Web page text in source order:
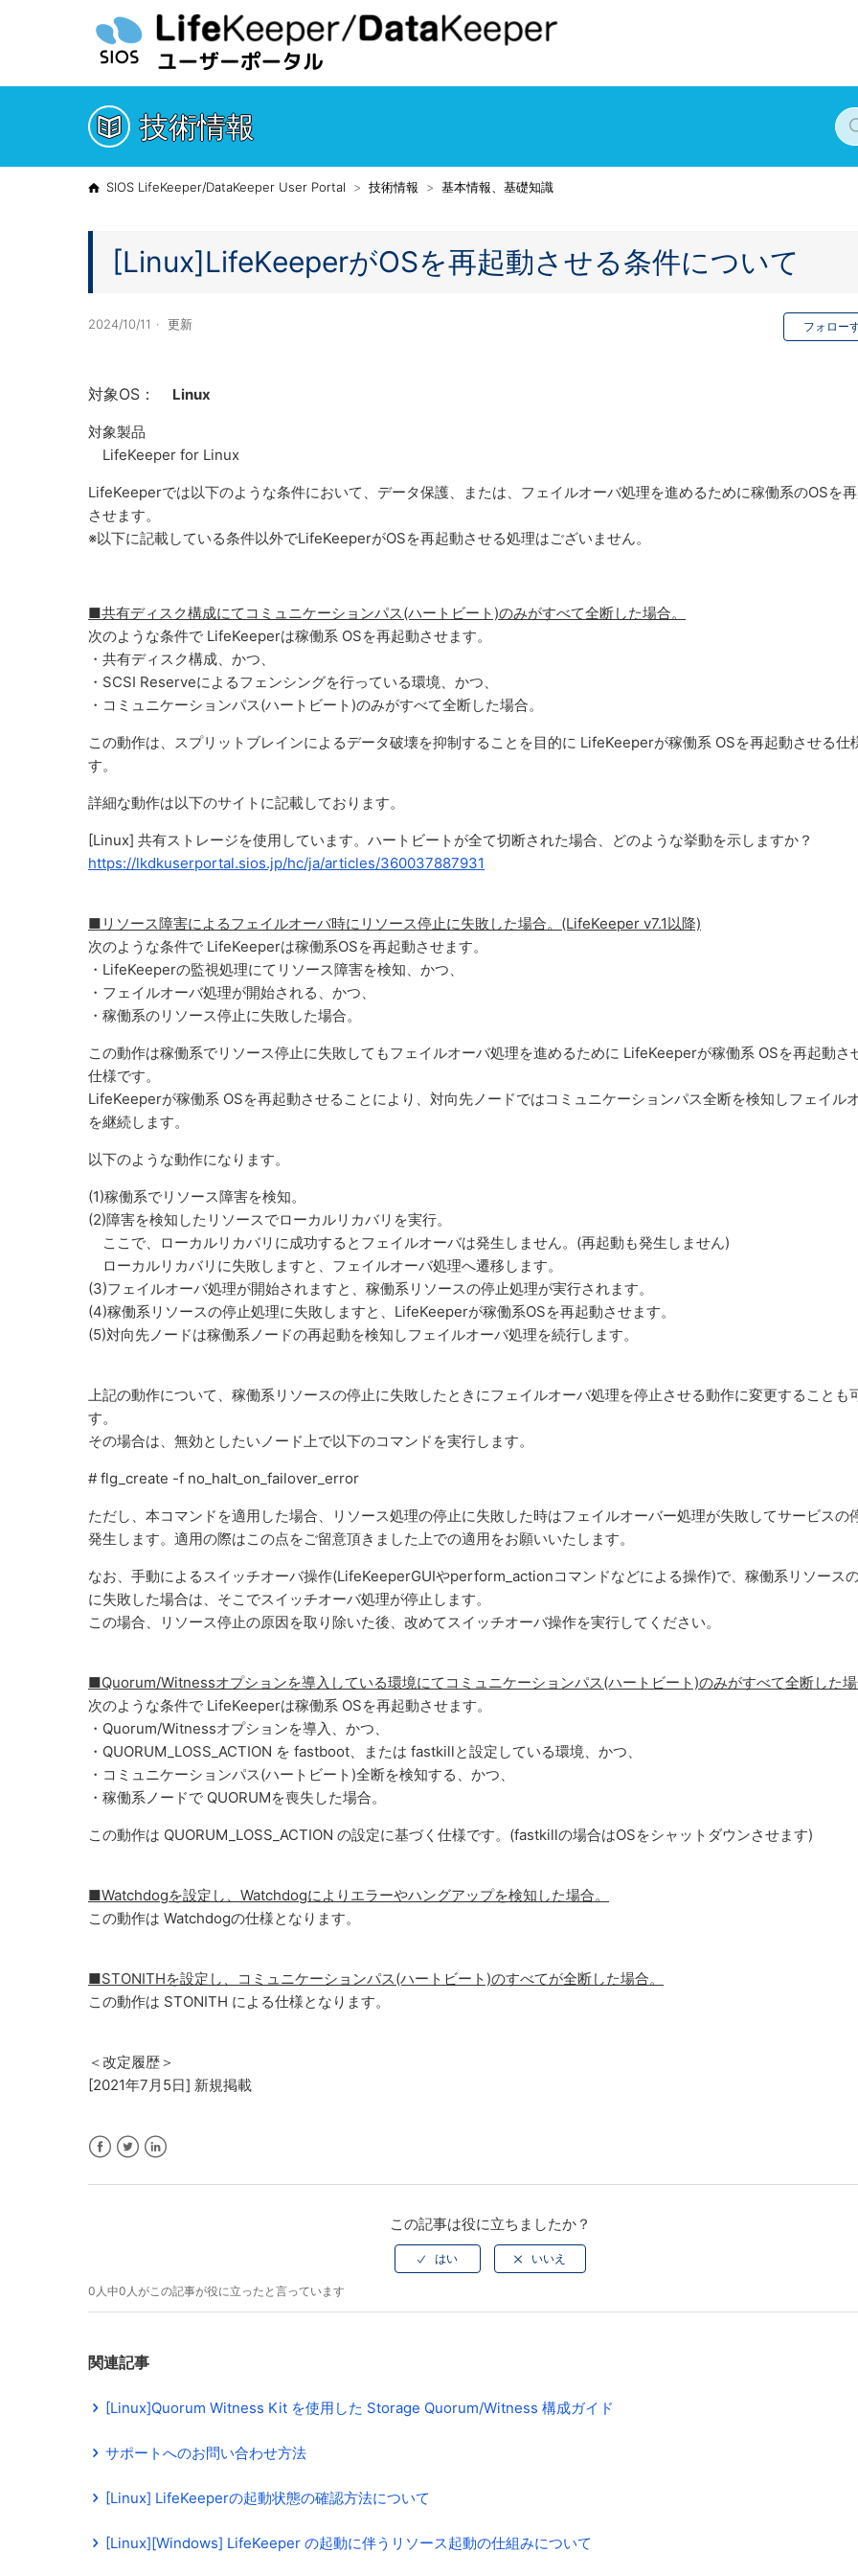
技術情報
SIOS LifeKeeper/DataKeeper User Portal 技術情報 基本情報、基礎知識
[Linux]LifeKeeperがOSを再起動させる条件について
2024/10/11 更新 フォロー
対象OS： Linux
対象製品
LifeKeeper for Linux
LifeKeeperでは以下のような条件において、データ保護、または、フェイルオーバ処理を進めるために稼働系のOSを
させます。
※以下に記載している条件以外でLifeKeeperがOSを再起動させる処理はございません。
■共有ディスク構成にてコミュニケーションパス(ハートビート)のみがすべて全断した場合。
次のような条件で LifeKeeperは稼働系 OSを再起動させます。
・共有ディスク構成、かつ、
・SCSI Reserveによるフェンシングを行っている環境、かつ、
・コミュニケーションパス(ハートビート)のみがすべて全断した場合。
この動作は、スプリットブレインによるデータ破壊を抑制することを目的に LifeKeeperが稼働系 OSを再起動させる仕
す。
詳細な動作は以下のサイトに記載しております。
[Linux] 共有ストレージを使用しています。ハートビートが全て切断された場合、どのような挙動を示しますか？
https://lkdkuserportal.sios.jp/hc/ja/articles/360037887931
■リソース障害によるフェイルオーバ時にリソース停止に失敗した場合。(LifeKeeper v7.1以降)
次のような条件で LifeKeeperは稼働系OSを再起動させます。
・LifeKeeperの監視処理にてリソース障害を検知、かつ、
・フェイルオーバ処理が開始される、かつ、
・稼働系のリソース停止に失敗した場合。
この動作は稼働系でリソース停止に失敗してもフェイルオーバ処理を進めるために LifeKeeperが稼働系 OSを再起動さ
仕様です。
LifeKeeperが稼働系 OSを再起動させることにより、対向先ノードではコミュニケーションパス全断を検知しフェイル
を継続します。
以下のような動作になります。
(1)稼働系でリソース障害を検知。
(2)障害を検知したリソースでローカルリカバリを実行。
ここで、ローカルリカバリに成功するとフェイルオーバは発生しません。(再起動も発生しません)
ローカルリカバリに失敗しますと、フェイルオーバ処理へ遷移します。
(3)フェイルオーバ処理が開始されますと、稼働系リソースの停止処理が実行されます。
(4)稼働系リソースの停止処理に失敗しますと、LifeKeeperが稼働系OSを再起動させます。
(5)対向先ノードは稼働系ノードの再起動を検知しフェイルオーバ処理を続行します。
上記の動作について、稼働系リソースの停止に失敗したときにフェイルオーバ処理を停止させる動作に変更することも
す。
その場合は、無効としたいノード上で以下のコマンドを実行します。
# flg_create -f no_halt_on_failover_error
ただし、本コマンドを適用した場合、リソース処理の停止に失敗した時はフェイルオーバー処理が失敗してサービスの
発生します。適用の際はこの点をご留意頂きました上での適用をお願いいたします。
なお、手動によるスイッチオーバ操作(LifeKeeperGUIやperform_actionコマンドなどによる操作)で、稼働系リソース
に失敗した場合は、そこでスイッチオーバ処理が停止します。
この場合、リソース停止の原因を取り除いた後、改めてスイッチオーバ操作を実行してください。
■Quorum/Witnessオプションを導入している環境にてコミュニケーションパス(ハートビート)のみがすべて全断した場
次のような条件で LifeKeeperは稼働系 OSを再起動させます。
・Quorum/Witnessオプションを導入、かつ、
・QUORUM_LOSS_ACTION を fastboot、または fastkillと設定している環境、かつ、
・コミュニケーションパス(ハートビート)全断を検知する、かつ、
・稼働系ノードで QUORUMを喪失した場合。
この動作は QUORUM_LOSS_ACTION の設定に基づく仕様です。(fastkillの場合はOSをシャットダウンさせます)
■Watchdogを設定し、Watchdogによりエラーやハングアップを検知した場合。
この動作は Watchdogの仕様となります。
■STONITHを設定し、コミュニケーションパス(ハートビート)のすべてが全断した場合。
この動作は STONITH による仕様となります。
＜改定履歴＞
[2021年7月5日] 新規掲載
この記事は役に立ちましたか？
0人中0人がこの記事が役に立ったと言っています
関連記事
[Linux]Quorum Witness Kit を使用した Storage Quorum/Witness 構成ガイド
サポートへのお問い合わせ方法
[Linux] LifeKeeperの起動状態の確認方法について
[Linux][Windows] LifeKeeper の起動に伴うリソース起動の仕組みについて